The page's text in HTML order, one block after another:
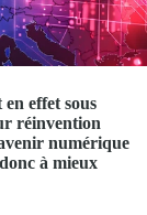
effet sous
réinvention
numérique
à mieux